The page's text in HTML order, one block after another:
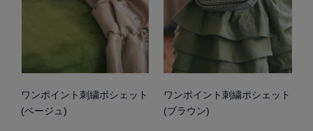
ワンポイント刺繍ポシェット
(ベージュ)
ワンポイント刺繍ポシェット
(ブラウン)